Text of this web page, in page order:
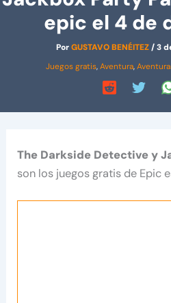
epic el 4 de
PorGUSTAVO BENÉITEZ/3
Juegos gratis,Aventura,
The Darkside Detective y
son los juegos gratis de Epic